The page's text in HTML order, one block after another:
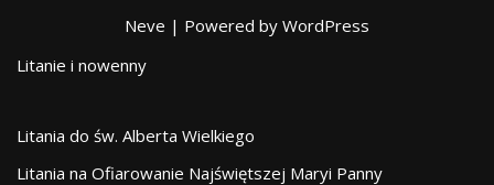
Neve | Powered by WordPress
Litanie i nowenny
Litania do św. Alberta Wielkiego
Litania na Ofiarowanie Najświętszej Maryi Panny